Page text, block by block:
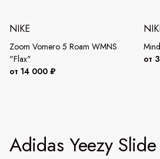
NIKE
Zoom Vomero 5 Roam WMNS
"Flax"
от 14 000 ₽
от
Adidas Yeezy Slide